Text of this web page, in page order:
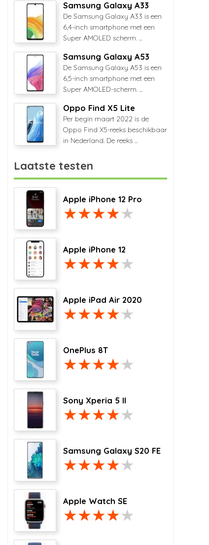
Samsung Galaxy A33
De Samsung Galaxy A33 is een
6,4-inch smartphone met een
Super AMOLED scherm. ...
Samsung Galaxy A53
De Samsung Galaxy A53 is een
6,5-inch smartphone met een
Super AMOLED-scherm. ...
Oppo Find X5 Lite
Per begin maart 2022 is de
Oppo Find X5-reeks beschikbaar
in Nederland. De reeks ...
Laatste testen
Apple iPhone 12 Pro
Apple iPhone 12
Apple iPad Air 2020
OnePlus 8T
Sony Xperia 5 II
Samsung Galaxy S20 FE
Apple Watch SE